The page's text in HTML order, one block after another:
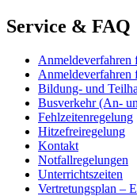
Service & FAQ
Anmeldeverfahren
Anmeldeverfahren
Bildung- und
Busverkehr (An-
Fehlzeitenregelung
Hitzefreiregelung
Kontakt
Notfallregelungen
Unterrichtszeiten
Vertretungsplan –